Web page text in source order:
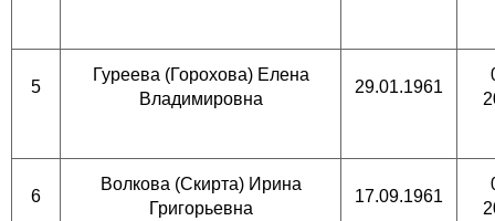
5
Гуреева (Горохова) Елена
Владимировна
29.01.1961
6
Волкова (Скирта) Ирина
Григорьевна
17.09.1961